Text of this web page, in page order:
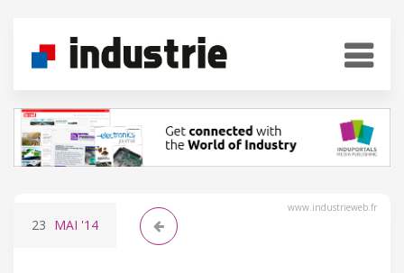
www.industrieweb.fr
23 MAI '14